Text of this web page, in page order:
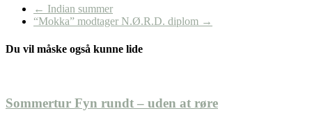
← Indian summer
“Mokka” modtager N.Ø.R.D. diplom →
Du vil måske også kunne lide
Sommertur Fyn rundt – uden at røre